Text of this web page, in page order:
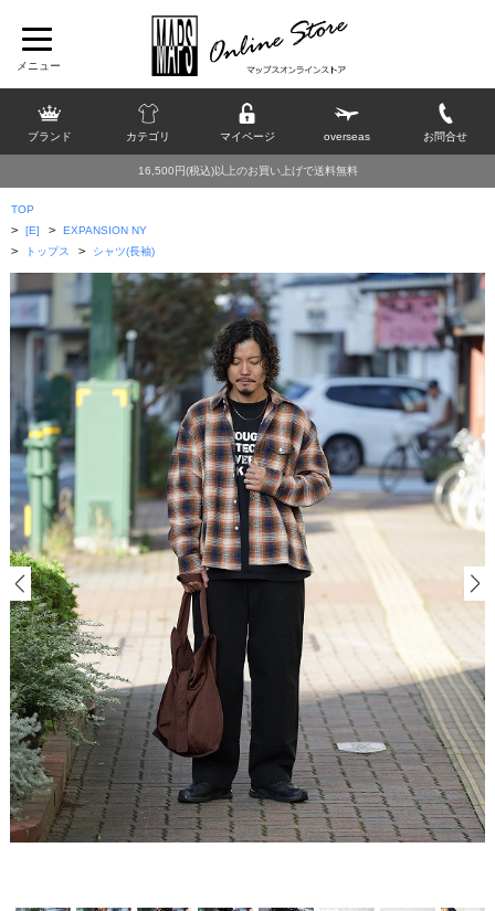
ブランド カテゴリ マイページ overseas お問合せ
16,500円(税込)以上のお買い上げで送料無料
TOP
> [E] > EXPANSION NY
> トップス > シャツ(長袖)